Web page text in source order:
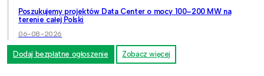
Poszukujemy projektów Data Center o mocy 100–200 MW na
terenie całej Polski
06-08-2026
Dodaj bezpłatne ogłoszenie Zobacz więcej